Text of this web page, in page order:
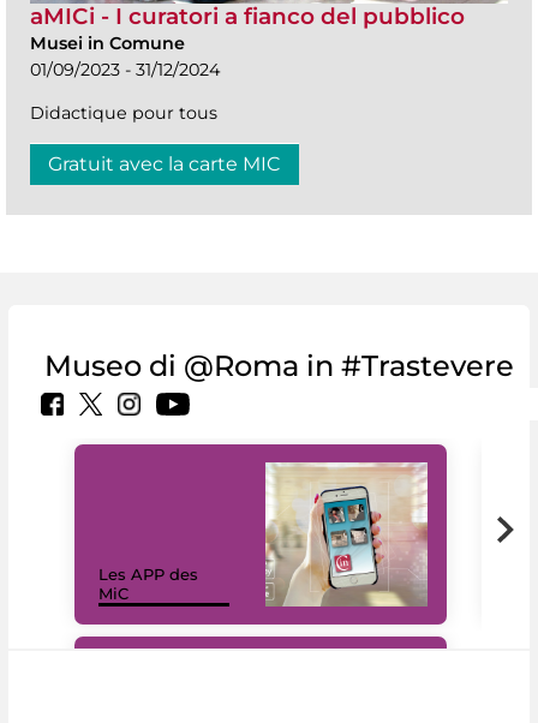
aMICi - I curatori a fianco del pubblico
Musei in Comune
01/09/2023 - 31/12/2024
Didactique pour tous
Gratuit avec la carte MIC
Museo di @Roma in #Trastevere
Les APP des
MiC